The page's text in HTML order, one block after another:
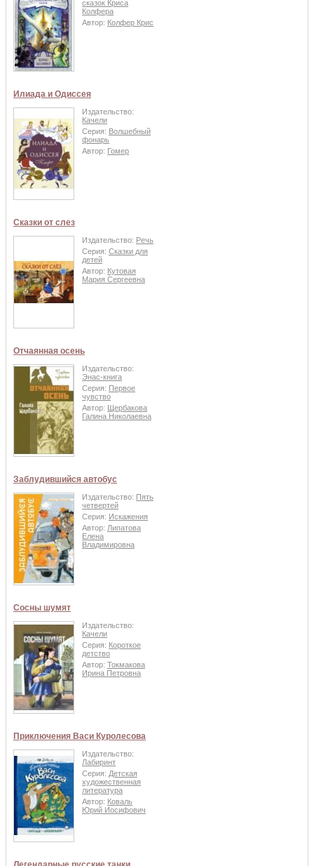
сказок Криса
Колфера
Автор: Колфер Крис
Илиада и Одиссея
Издательство:
Качели
Серия: Волшебный
фонарь
Автор: Гомер
Сказки от слез
Издательство: Речь
Серия: Сказки для
детей
Автор: Кутовая
Мария Сергеевна
Отчаянная осень
Издательство:
Энас-книга
Серия: Первое
чувство
Автор: Щербакова
Галина Николаевна
Заблудившийся автобус
Издательство: Пять
четвертей
Серия: Искажения
Автор: Липатова
Елена
Владимировна
Сосны шумят
Издательство:
Качели
Серия: Короткое
детство
Автор: Токмакова
Ирина Петровна
Приключения Васи Куролесова
Издательство:
Лабиринт
Серия: Детская
художественная
литература
Автор: Коваль
Юрий Иосифович